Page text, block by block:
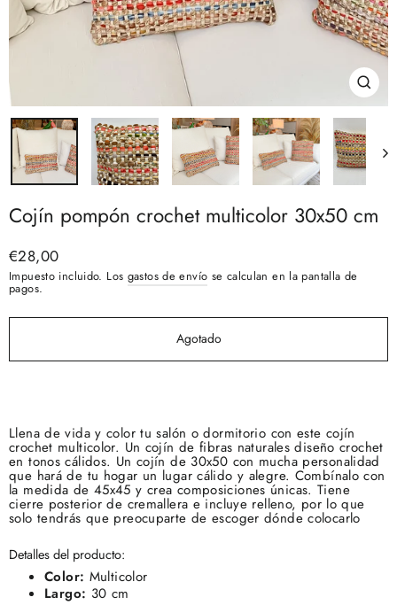
(esc)
Cojín pompón crochet multicolor 30x50 cm
Precio
habitual
€28,00
Impuesto incluido. Los gastos de envío se calculan en la pantalla de
pagos.
Agotado
Llena de vida y color tu salón o dormitorio con este cojín
crochet multicolor. Un cojín de fibras naturales diseño crochet
en tonos cálidos. Un cojín de 30x50 con mucha personalidad
que hará de tu hogar un lugar cálido y alegre. Combínalo con
la medida de 45x45 y crea composiciones únicas. Tiene
cierre posterior de cremallera e incluye relleno, por lo que
solo tendrás que preocuparte de escoger dónde colocarlo
Detalles del producto:
Color: Multicolor
Largo: 30 cm